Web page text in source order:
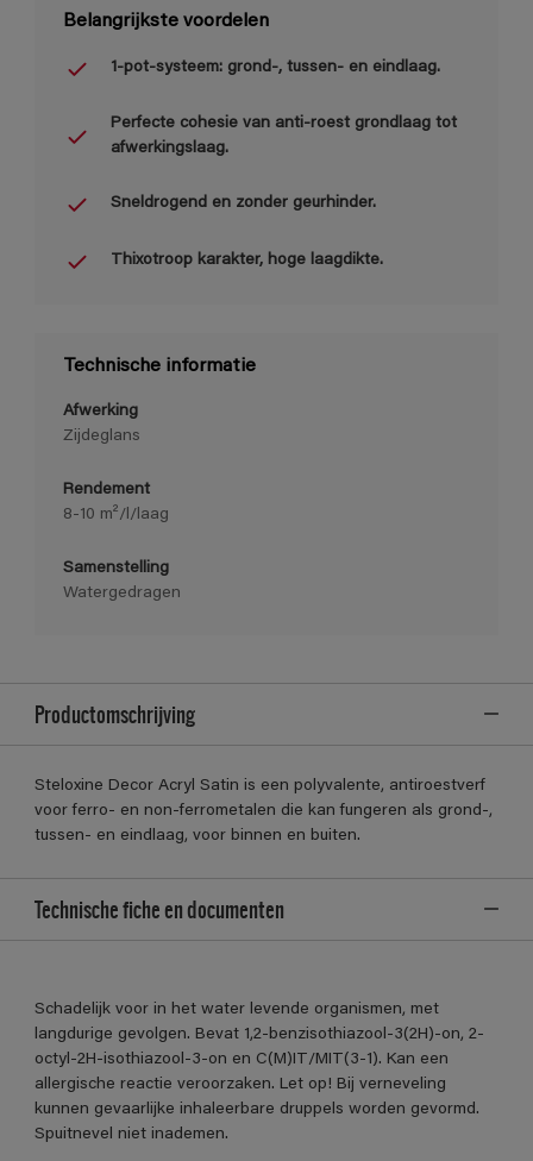
Belangrijkste voordelen
1-pot-systeem: grond-, tussen- en eindlaag.
Perfecte cohesie van anti-roest grondlaag tot
afwerkingslaag.
Sneldrogend en zonder geurhinder.
Thixotroop karakter, hoge laagdikte.
Technische informatie
Afwerking
Zijdeglans
Rendement
8-10 m²/l/laag
Samenstelling
Watergedragen
Productomschrijving
Steloxine Decor Acryl Satin is een polyvalente, antiroestverf
voor ferro- en non-ferrometalen die kan fungeren als grond-,
tussen- en eindlaag, voor binnen en buiten.
Technische fiche en documenten
Schadelijk voor in het water levende organismen, met
langdurige gevolgen. Bevat 1,2-benzisothiazool-3(2H)-on, 2-
octyl-2H-isothiazool-3-on en C(M)IT/MIT(3-1). Kan een
allergische reactie veroorzaken. Let op! Bij verneveling
kunnen gevaarlijke inhaleerbare druppels worden gevormd.
Spuitnevel niet inademen.